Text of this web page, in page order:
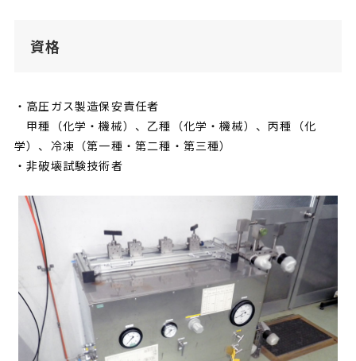
資格
・高圧ガス製造保安責任者
甲種（化学・機械）、乙種（化学・機械）、丙種（化
学）、冷凍（第一種・第二種・第三種）
・非破壊試験技術者